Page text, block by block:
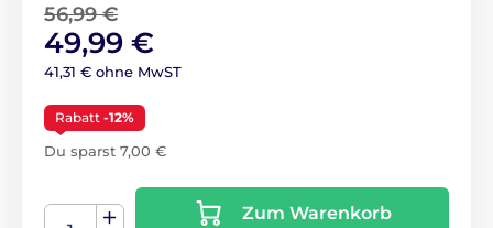
56,99 €
49,99 €
41,31 € ohne MwST
Rabatt -12%
Du sparst 7,00 €
Zum Warenkorb